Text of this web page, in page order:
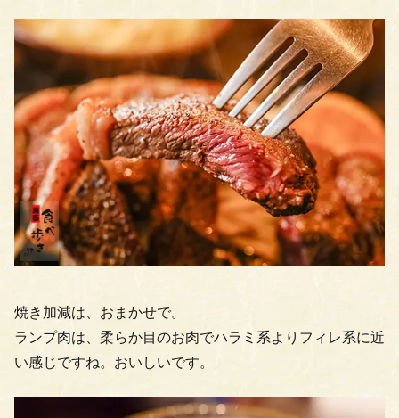
焼き加減は、おまかせで。
ランプ肉は、柔らか目のお肉でハラミ系よりフィレ系に近
い感じですね。おいしいです。